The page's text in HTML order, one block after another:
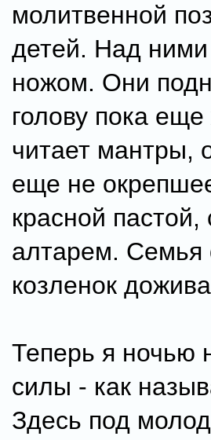
молитвенной
детей. Над ними
ножом. Они
голову пока
читает мантры,
еще не
красной пастой,
алтарем. Семья
козленок
Теперь я ночью
силы - как
Здесь под